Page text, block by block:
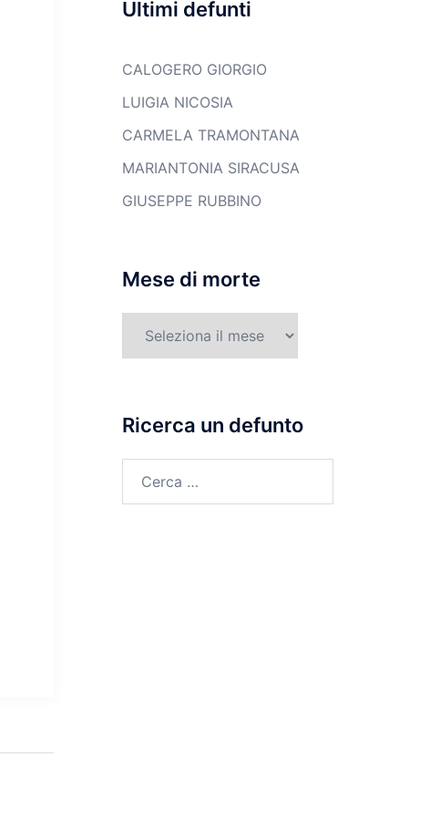
Ultimi defunti
CALOGERO GIORGIO
LUIGIA NICOSIA
CARMELA TRAMONTANA
MARIANTONIA SIRACUSA
GIUSEPPE RUBBINO
Mese di morte
Ricerca un defunto